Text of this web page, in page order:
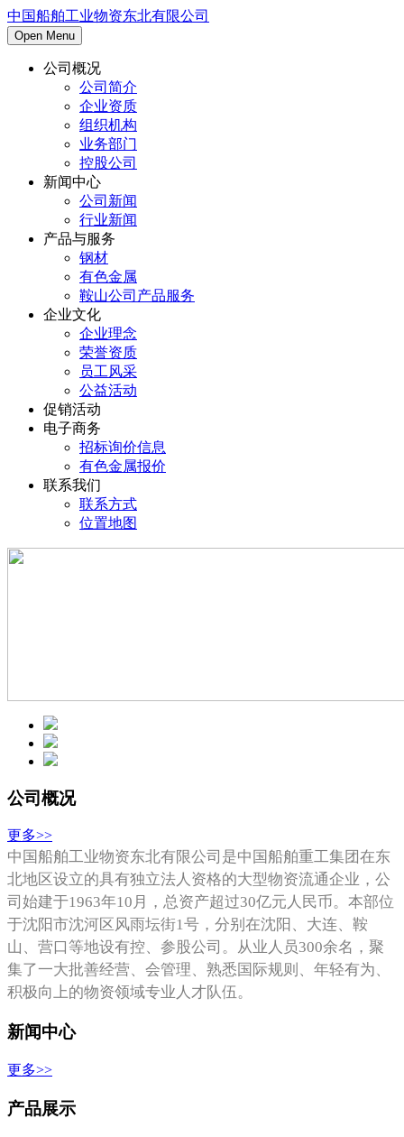
中国船舶工业物资东北有限公司
Open Menu
公司概况
公司简介
企业资质
组织机构
业务部门
控股公司
新闻中心
公司新闻
行业新闻
产品与服务
钢材
有色金属
鞍山公司产品服务
企业文化
企业理念
荣誉资质
员工风采
公益活动
促销活动
电子商务
招标询价信息
有色金属报价
联系我们
联系方式
位置地图
公司概况
更多>>
中国船舶工业物资东北有限公司是中国船舶重工集团在东
北地区设立的具有独立法人资格的大型物资流通企业，公
司始建于1963年10月，总资产超过30亿元人民币。本部位
于沈阳市沈河区风雨坛街1号，分别在沈阳、大连、鞍
山、营口等地设有控、参股公司。从业人员300余名，聚
集了一大批善经营、会管理、熟悉国际规则、年轻有为、
积极向上的物资领域专业人才队伍。
新闻中心
更多>>
产品展示